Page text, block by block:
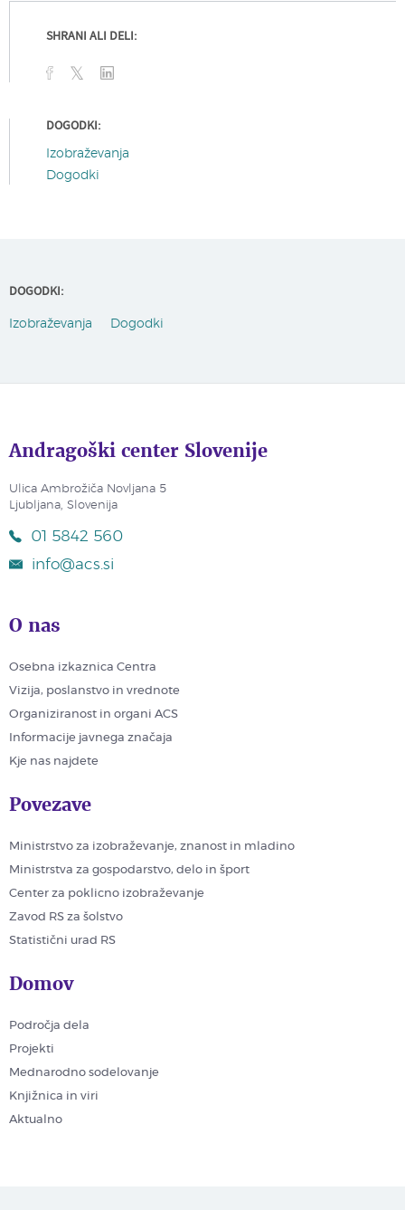
SHRANI ALI DELI:
DOGODKI:
Izobraževanja
Dogodki
DOGODKI:
Izobraževanja Dogodki
Andragoški center Slovenije
Ulica Ambrožiča Novljana 5
Ljubljana, Slovenija
01 5842 560
info@acs.si
O nas
Osebna izkaznica Centra
Vizija, poslanstvo in vrednote
Organiziranost in organi ACS
Informacije javnega značaja
Kje nas najdete
Povezave
Ministrstvo za izobraževanje, znanost in mladino
Ministrstva za gospodarstvo, delo in šport
Center za poklicno izobraževanje
Zavod RS za šolstvo
Statistični urad RS
Domov
Področja dela
Projekti
Mednarodno sodelovanje
Knjižnica in viri
Aktualno